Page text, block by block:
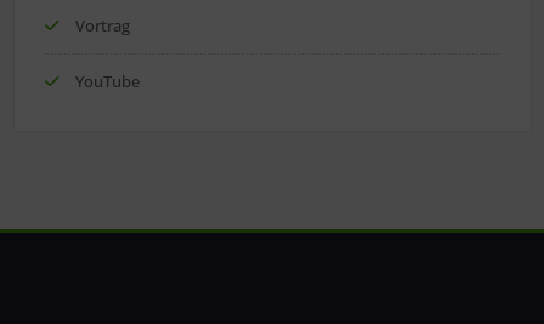
Vortrag
YouTube